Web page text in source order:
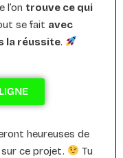
l’on trouve ce qui
se fait avec
la réussite.
heureuses de
sur ce projet.
Tu